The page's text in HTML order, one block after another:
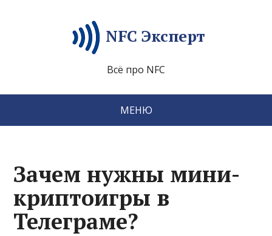
NFC Эксперт
Всё про NFC
МЕНЮ
Зачем нужны мини-
криптоигры в
Телеграме?